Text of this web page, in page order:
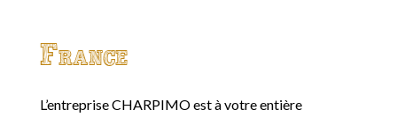
France
L’entreprise CHARPIMO est à votre entière